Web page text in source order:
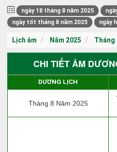
ngày 18 tháng 8 năm 2025
ngày tốt tháng 8 năm 2025
ngày
Lịch âm Năm 2025 Tháng
CHI TIẾT ÂM
DƯƠNG LỊCH
Tháng 8 Năm 2025